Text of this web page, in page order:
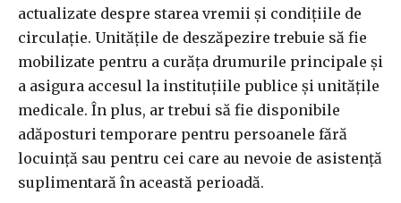
actualizate despre starea vremii și condițiile de
circulație. Unitățile de deszăpezire trebuie să fie
mobilizate pentru a curăța drumurile principale și
a asigura accesul la instituțiile publice și unitățile
medicale. În plus, ar trebui să fie disponibile
adăposturi temporare pentru persoanele fără
locuință sau pentru cei care au nevoie de asistență
suplimentară în această perioadă.